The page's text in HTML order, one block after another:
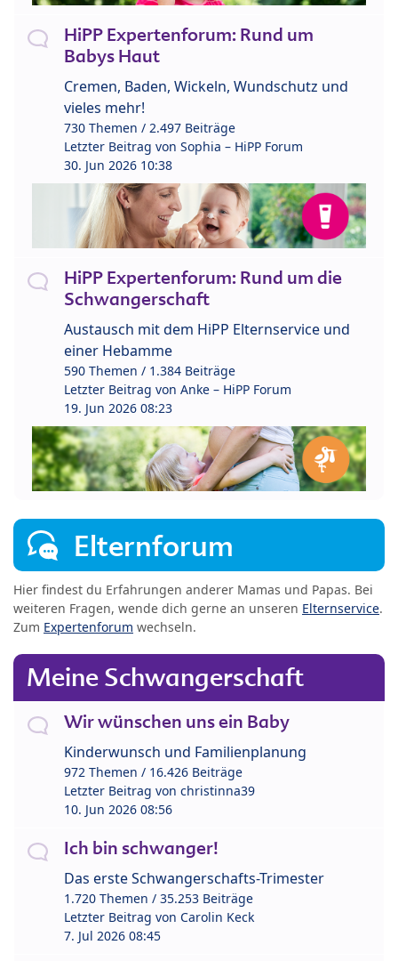
HiPP Expertenforum: Rund um
Babys Haut
Cremen, Baden, Wickeln, Wundschutz und
vieles mehr!
730 Themen / 2.497 Beiträge
Letzter Beitrag von Sophia – HiPP Forum
30. Jun 2026 10:38
HiPP Expertenforum: Rund um die
Schwangerschaft
Austausch mit dem HiPP Elternservice und
einer Hebamme
590 Themen / 1.384 Beiträge
Letzter Beitrag von Anke – HiPP Forum
19. Jun 2026 08:23
Elternforum
Hier findest du Erfahrungen anderer Mamas und Papas. Bei
weiteren Fragen, wende dich gerne an unseren Elternservice.
Zum Expertenforum wechseln.
Meine Schwangerschaft
Wir wünschen uns ein Baby
Kinderwunsch und Familienplanung
972 Themen / 16.426 Beiträge
Letzter Beitrag von christinna39
10. Jun 2026 08:56
Ich bin schwanger!
Das erste Schwangerschafts-Trimester
1.720 Themen / 35.253 Beiträge
Letzter Beitrag von Carolin Keck
7. Jul 2026 08:45